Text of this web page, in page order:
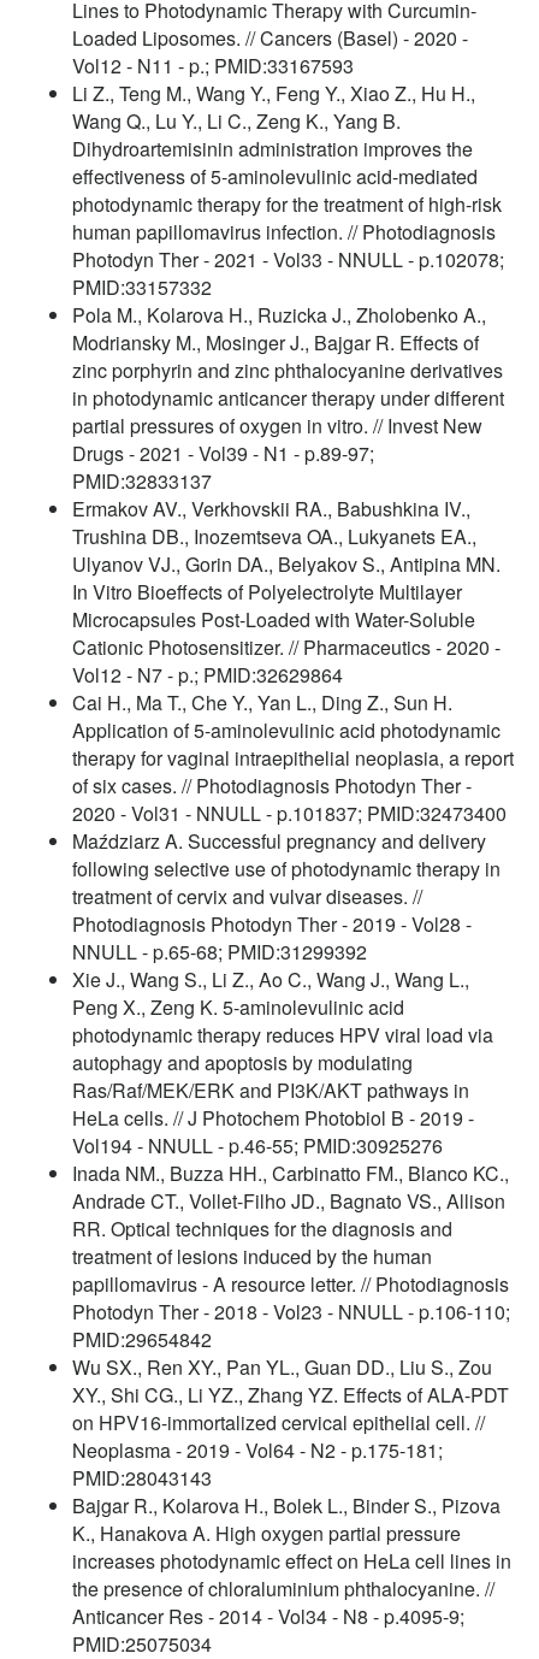
Lines to Photodynamic Therapy with Curcumin-
Loaded Liposomes. // Cancers (Basel) - 2020 -
Vol12 - N11 - p.; PMID:33167593
Li Z., Teng M., Wang Y., Feng Y., Xiao Z., Hu H.,
Wang Q., Lu Y., Li C., Zeng K., Yang B.
Dihydroartemisinin administration improves the
effectiveness of 5-aminolevulinic acid-mediated
photodynamic therapy for the treatment of high-risk
human papillomavirus infection. // Photodiagnosis
Photodyn Ther - 2021 - Vol33 - NNULL - p.102078;
PMID:33157332
Pola M., Kolarova H., Ruzicka J., Zholobenko A.,
Modriansky M., Mosinger J., Bajgar R. Effects of
zinc porphyrin and zinc phthalocyanine derivatives
in photodynamic anticancer therapy under different
partial pressures of oxygen in vitro. // Invest New
Drugs - 2021 - Vol39 - N1 - p.89-97;
PMID:32833137
Ermakov AV., Verkhovskii RA., Babushkina IV.,
Trushina DB., Inozemtseva OA., Lukyanets EA.,
Ulyanov VJ., Gorin DA., Belyakov S., Antipina MN.
In Vitro Bioeffects of Polyelectrolyte Multilayer
Microcapsules Post-Loaded with Water-Soluble
Cationic Photosensitizer. // Pharmaceutics - 2020 -
Vol12 - N7 - p.; PMID:32629864
Cai H., Ma T., Che Y., Yan L., Ding Z., Sun H.
Application of 5-aminolevulinic acid photodynamic
therapy for vaginal intraepithelial neoplasia, a report
of six cases. // Photodiagnosis Photodyn Ther -
2020 - Vol31 - NNULL - p.101837; PMID:32473400
Maździarz A. Successful pregnancy and delivery
following selective use of photodynamic therapy in
treatment of cervix and vulvar diseases. //
Photodiagnosis Photodyn Ther - 2019 - Vol28 -
NNULL - p.65-68; PMID:31299392
Xie J., Wang S., Li Z., Ao C., Wang J., Wang L.,
Peng X., Zeng K. 5-aminolevulinic acid
photodynamic therapy reduces HPV viral load via
autophagy and apoptosis by modulating
Ras/Raf/MEK/ERK and PI3K/AKT pathways in
HeLa cells. // J Photochem Photobiol B - 2019 -
Vol194 - NNULL - p.46-55; PMID:30925276
Inada NM., Buzza HH., Carbinatto FM., Blanco KC.,
Andrade CT., Vollet-Filho JD., Bagnato VS., Allison
RR. Optical techniques for the diagnosis and
treatment of lesions induced by the human
papillomavirus - A resource letter. // Photodiagnosis
Photodyn Ther - 2018 - Vol23 - NNULL - p.106-110;
PMID:29654842
Wu SX., Ren XY., Pan YL., Guan DD., Liu S., Zou
XY., Shi CG., Li YZ., Zhang YZ. Effects of ALA-PDT
on HPV16-immortalized cervical epithelial cell. //
Neoplasma - 2019 - Vol64 - N2 - p.175-181;
PMID:28043143
Bajgar R., Kolarova H., Bolek L., Binder S., Pizova
K., Hanakova A. High oxygen partial pressure
increases photodynamic effect on HeLa cell lines in
the presence of chloraluminium phthalocyanine. //
Anticancer Res - 2014 - Vol34 - N8 - p.4095-9;
PMID:25075034